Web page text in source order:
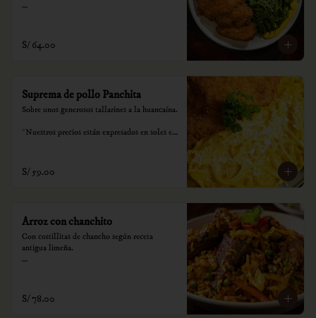
consumo.
S/ 64.00
Suprema de pollo Panchita
Sobre unos generosos tallarines a la huancaína.
*Nuestros precios están expresados en soles e
S/ 59.00
Arroz con chanchito
Con costillitas de chancho según receta
antigua limeña.
consumo.
S/ 78.00